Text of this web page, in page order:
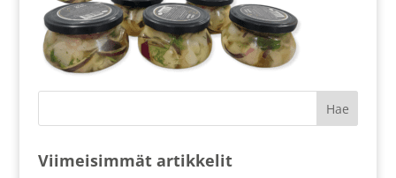
Viimeisimmät artikkelit